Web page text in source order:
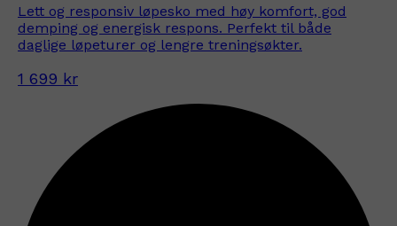
Lett og responsiv løpesko med høy komfort, god
demping og energisk respons. Perfekt til både
daglige løpeturer og lengre treningsøkter.
1 699 kr